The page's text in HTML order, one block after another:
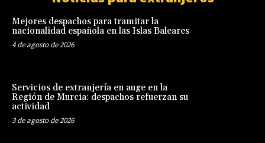
Mejores despachos para tramitar la
nacionalidad española en las Islas Baleares
4 de agosto de 2026
Servicios de extranjería en auge en la
Región de Murcia: despachos refuerzan su
actividad
3 de agosto de 2026